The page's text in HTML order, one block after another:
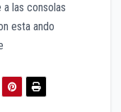
las consolas
esta ando